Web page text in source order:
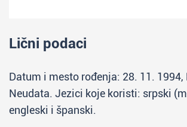
Lični podaci
Datum i mesto rođenja: 28. 11. 1994,
Neudata. Jezici koje koristi: srpski
engleski i španski.